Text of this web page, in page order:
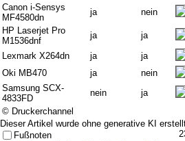
Canon i-Sensys
MF4580dn
ja
nein
HP Laserjet Pro
M1536dnf
ja
ja
Lexmark X264dn
ja
ja
Oki MB470
ja
nein
Samsung SCX-
4833FD
nein
ja
© Druckerchannel
Dieser Artikel wurde ohne generative KI
Fußnoten